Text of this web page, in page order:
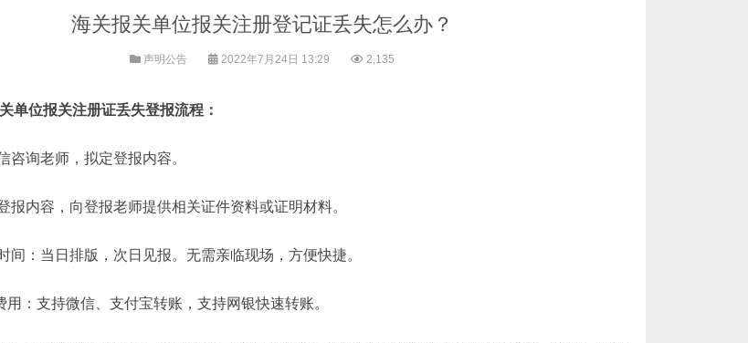
海关报关单位报关注册登记证丢失怎么办？
声明公告 2022年7月24日 13:29 2,135
单位报关注册证丢失登报流程：
咨询老师，拟定登报内容。
报内容，向登报老师提供相关证件资料或证明材料。
间：当日排版，次日见报。无需亲临现场，方便快捷。
用：支持微信、支付宝转账，支持网银快速转账。